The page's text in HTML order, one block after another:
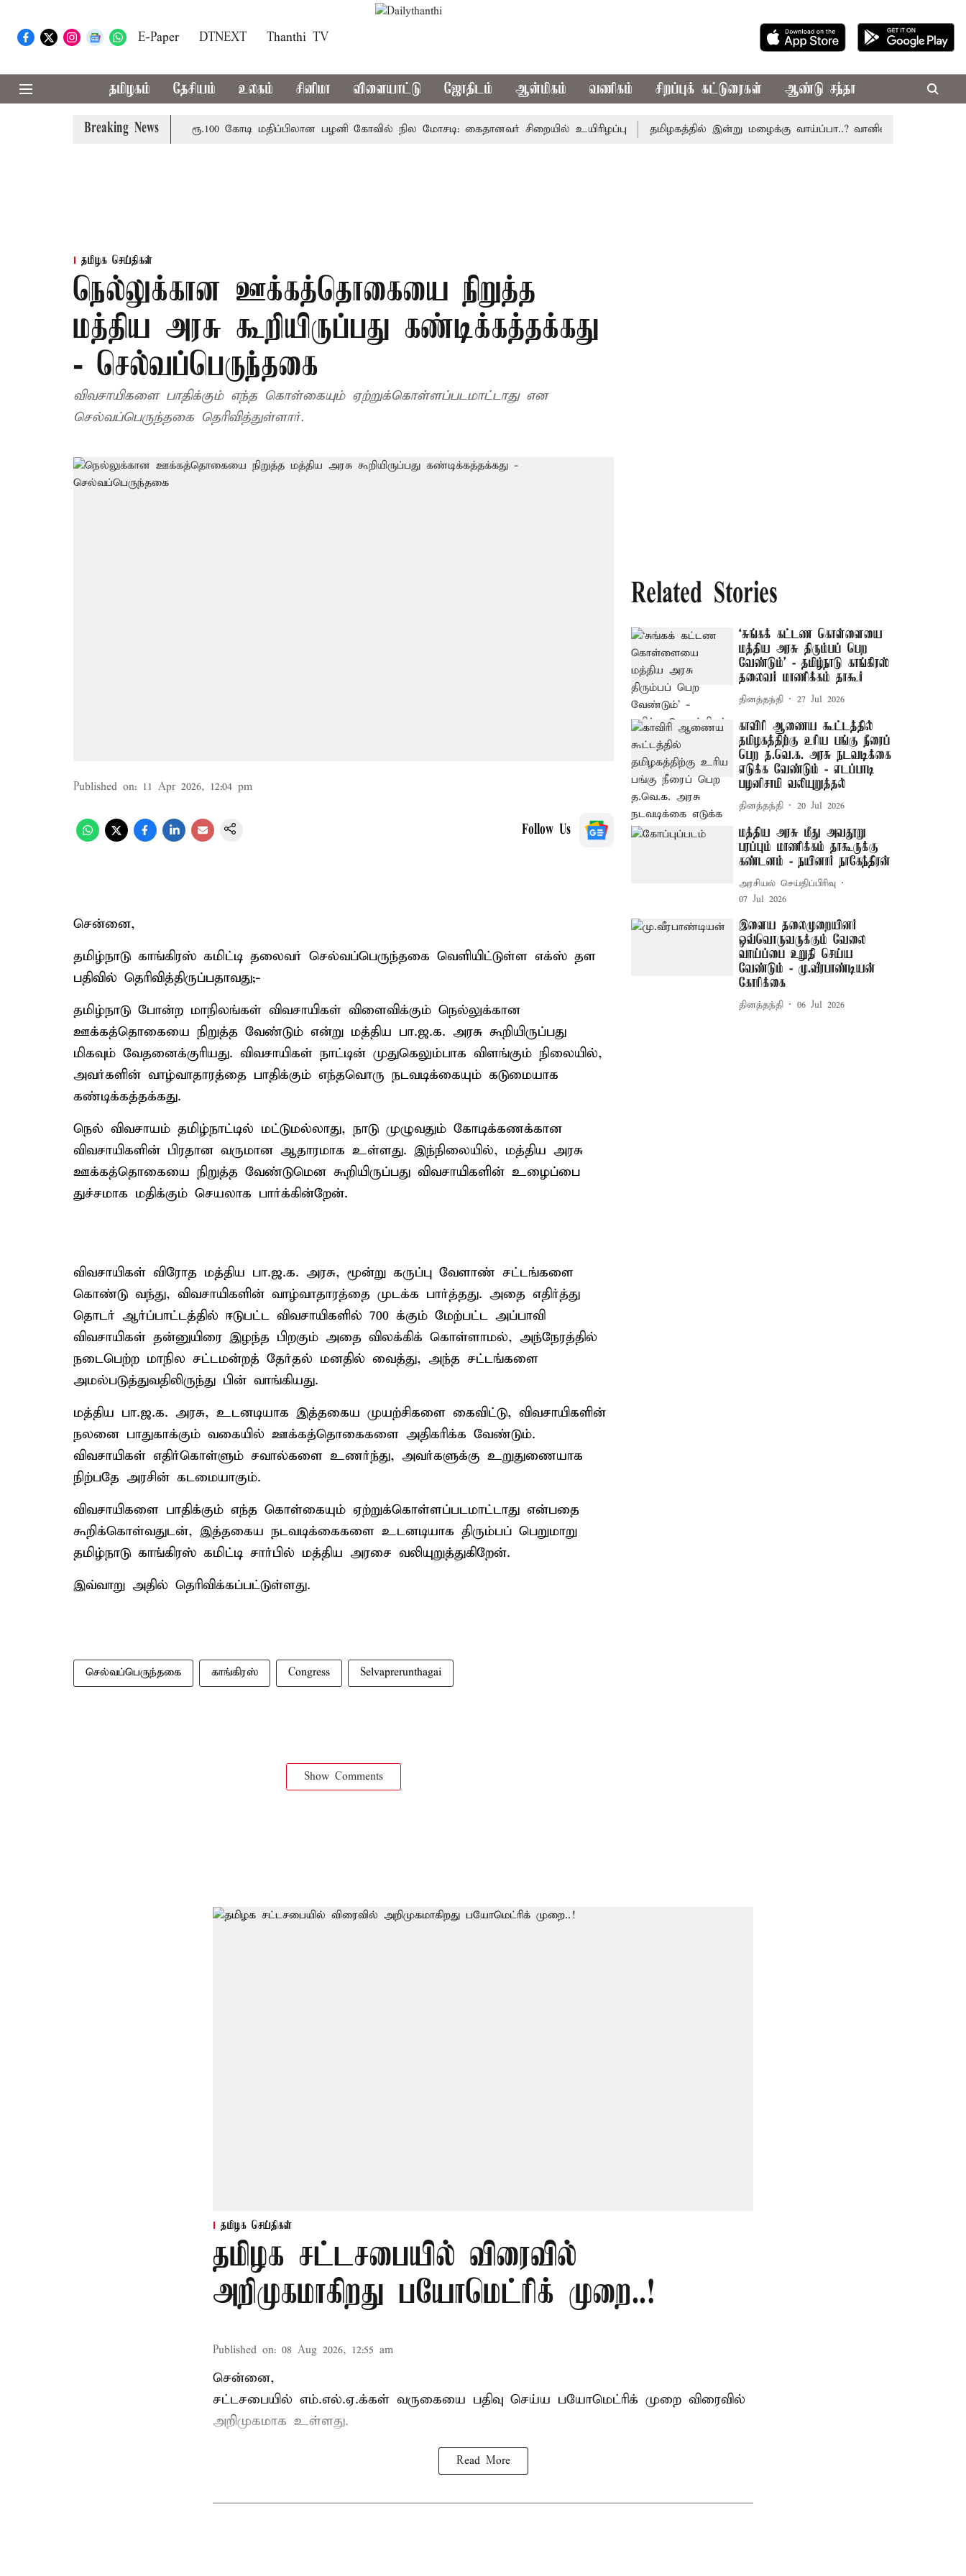
E-Paper DTNEXT Thanthi TV
தமிழகம் தேசியம் உலகம் சினிமா விளையாட்டு ஜோதிடம் ஆன்மிகம் வணிகம் சிறப்புக் கட்டுரைகள் ஆண்டு சந்தா
Breaking News
எம்பிக்கள் புறக்கணிப்பு ரூ.100 கோடி மதிப்பிலான பழனி கோவில் நில மோசடி: கைதானவர் சிறையில் உயிரிழப்பு தமிழகத்தில் இன்று மழைக்கு வாய்ப்பா..? வானிலை மையம் அப்டேட்
தமிழக செய்திகள்
நெல்லுக்கான ஊக்கத்தொகையை நிறுத்த
மத்திய அரசு கூறியிருப்பது கண்டிக்கத்தக்கது
- செல்வப்பெருந்தகை
விவசாயிகளை பாதிக்கும் எந்த கொள்கையும் ஏற்றுக்கொள்ளப்படமாட்டாது என
செல்வப்பெருந்தகை தெரிவித்துள்ளார்.
Published on: 11 Apr 2026, 12:04 pm
Follow Us
சென்னை,
தமிழ்நாடு காங்கிரஸ் கமிட்டி தலைவர் செல்வப்பெருந்தகை வெளியிட்டுள்ள எக்ஸ் தள
பதிவில் தெரிவித்திருப்பதாவது;-
தமிழ்நாடு போன்ற மாநிலங்கள் விவசாயிகள் விளைவிக்கும் நெல்லுக்கான
ஊக்கத்தொகையை நிறுத்த வேண்டும் என்று மத்திய பா.ஜ.க. அரசு கூறியிருப்பது
மிகவும் வேதனைக்குரியது. விவசாயிகள் நாட்டின் முதுகெலும்பாக விளங்கும் நிலையில்,
அவர்களின் வாழ்வாதாரத்தை பாதிக்கும் எந்தவொரு நடவடிக்கையும் கடுமையாக
கண்டிக்கத்தக்கது.
நெல் விவசாயம் தமிழ்நாட்டில் மட்டுமல்லாது, நாடு முழுவதும் கோடிக்கணக்கான
விவசாயிகளின் பிரதான வருமான ஆதாரமாக உள்ளது. இந்நிலையில், மத்திய அரசு
ஊக்கத்தொகையை நிறுத்த வேண்டுமென கூறியிருப்பது விவசாயிகளின் உழைப்பை
துச்சமாக மதிக்கும் செயலாக பார்க்கின்றேன்.
விவசாயிகள் விரோத மத்திய பா.ஜ.க. அரசு, மூன்று கருப்பு வேளாண் சட்டங்களை
கொண்டு வந்து, விவசாயிகளின் வாழ்வாதாரத்தை முடக்க பார்த்தது. அதை எதிர்த்து
தொடர் ஆர்ப்பாட்டத்தில் ஈடுபட்ட விவசாயிகளில் 700 க்கும் மேற்பட்ட அப்பாவி
விவசாயிகள் தன்னுயிரை இழந்த பிறகும் அதை விலக்கிக் கொள்ளாமல், அந்நேரத்தில்
நடைபெற்ற மாநில சட்டமன்றத் தேர்தல் மனதில் வைத்து, அந்த சட்டங்களை
அமல்படுத்துவதிலிருந்து பின் வாங்கியது.
மத்திய பா.ஜ.க. அரசு, உடனடியாக இத்தகைய முயற்சிகளை கைவிட்டு, விவசாயிகளின்
நலனை பாதுகாக்கும் வகையில் ஊக்கத்தொகைகளை அதிகரிக்க வேண்டும்.
விவசாயிகள் எதிர்கொள்ளும் சவால்களை உணர்ந்து, அவர்களுக்கு உறுதுணையாக
நிற்பதே அரசின் கடமையாகும்.
விவசாயிகளை பாதிக்கும் எந்த கொள்கையும் ஏற்றுக்கொள்ளப்படமாட்டாது என்பதை
கூறிக்கொள்வதுடன், இத்தகைய நடவடிக்கைகளை உடனடியாக திரும்பப் பெறுமாறு
தமிழ்நாடு காங்கிரஸ் கமிட்டி சார்பில் மத்திய அரசை வலியுறுத்துகிறேன்.
இவ்வாறு அதில் தெரிவிக்கப்பட்டுள்ளது.
செல்வப்பெருந்தகை காங்கிரஸ் Congress Selvaprerunthagai
Show Comments
Related Stories
‘சுங்கக் கட்டண கொள்ளையை
மத்திய அரசு திரும்பப் பெற
வேண்டும்’ - தமிழ்நாடு காங்கிரஸ்
தலைவர் மாணிக்கம் தாகூர்
தினத்தந்தி 27 Jul 2026
காவிரி ஆணைய கூட்டத்தில்
தமிழகத்திற்கு உரிய பங்கு நீரைப்
பெற த.வெ.க. அரசு நடவடிக்கை
எடுக்க வேண்டும் - எடப்பாடி
பழனிசாமி வலியுறுத்தல்
தினத்தந்தி 20 Jul 2026
மத்திய அரசு மீது அவதூறு
பரப்பும் மாணிக்கம் தாகூருக்கு
கண்டனம் - நயினார் நாகேந்திரன்
அரசியல் செய்திப்பிரிவு
07 Jul 2026
இளைய தலைமுறையினர்
ஒவ்வொருவருக்கும் வேலை
வாய்ப்பை உறுதி செய்ய
வேண்டும் - மு.வீரபாண்டியன்
கோரிக்கை
தினத்தந்தி 06 Jul 2026
தமிழக செய்திகள்
தமிழக சட்டசபையில் விரைவில்
அறிமுகமாகிறது பயோமெட்ரிக் முறை..!
Published on: 08 Aug 2026, 12:55 am
சென்னை,
சட்டசபையில் எம்.எல்.ஏ.க்கள் வருகையை பதிவு செய்ய பயோமெட்ரிக் முறை விரைவில்
அறிமுகமாக உள்ளது.
Read More